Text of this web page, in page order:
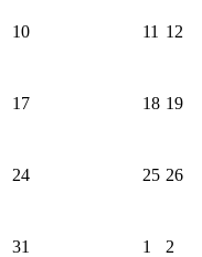
10 11 12
17 18 19
24 25 26
31 1 2